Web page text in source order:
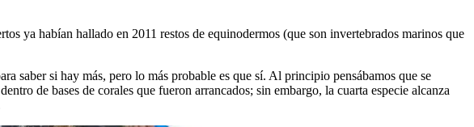
ya habían hallado en 2011 restos de equinodermos (que son invertebrados marinos que
saber si hay más, pero lo más probable es que sí. Al principio pensábamos que se
de bases de corales que fueron arrancados; sin embargo, la cuarta especie alcanza